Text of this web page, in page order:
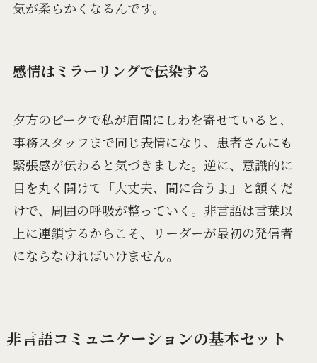
気が柔らかくなるんです。
感情はミラーリングで伝染する
夕方のピークで私が眉間にしわを寄せていると、
事務スタッフまで同じ表情になり、患者さんにも
緊張感が伝わると気づきました。逆に、意識的に
目を丸く開けて「大丈夫、間に合うよ」と頷くだ
けで、周囲の呼吸が整っていく。非言語は言葉以
上に連鎖するからこそ、リーダーが最初の発信者
にならなければいけません。
非言語コミュニケーションの基本セット